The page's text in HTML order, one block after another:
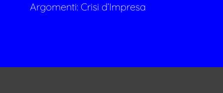
Argomenti: Crisi d’Impresa